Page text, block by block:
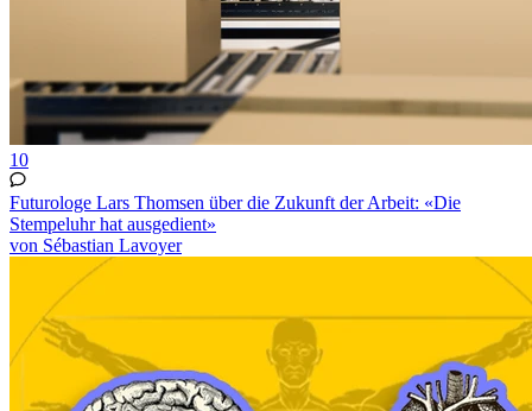
10
Futurologe Lars Thomsen über die Zukunft der Arbeit: «Die
Stempeluhr hat ausgedient»
von Sébastian Lavoyer